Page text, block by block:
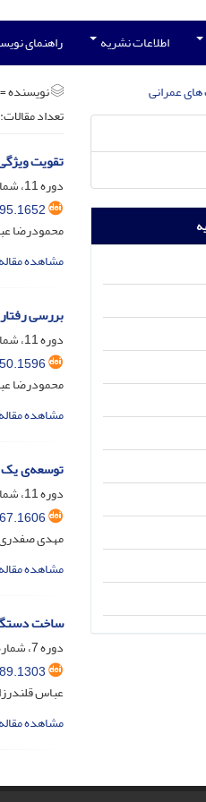
اطلاعات نشریه راهنمای
نویسنده
تعداد مقالات:
تقویت
دوره 11، شماره 2، دی 1404، صفحه
محمودرضا
مشاهده مقاله
بررسی
دوره 11، شماره 1، خرداد 1404، صفحه
محمودرضا
مشاهده مقاله
توسعه‌ی یک
دوره 11، شماره 1، خرداد 1404، صفحه
مهدی
مشاهده مقاله
ساخت
دوره 7، شماره 1، شهریور 1400، صفحه
عباس
مشاهده مقاله